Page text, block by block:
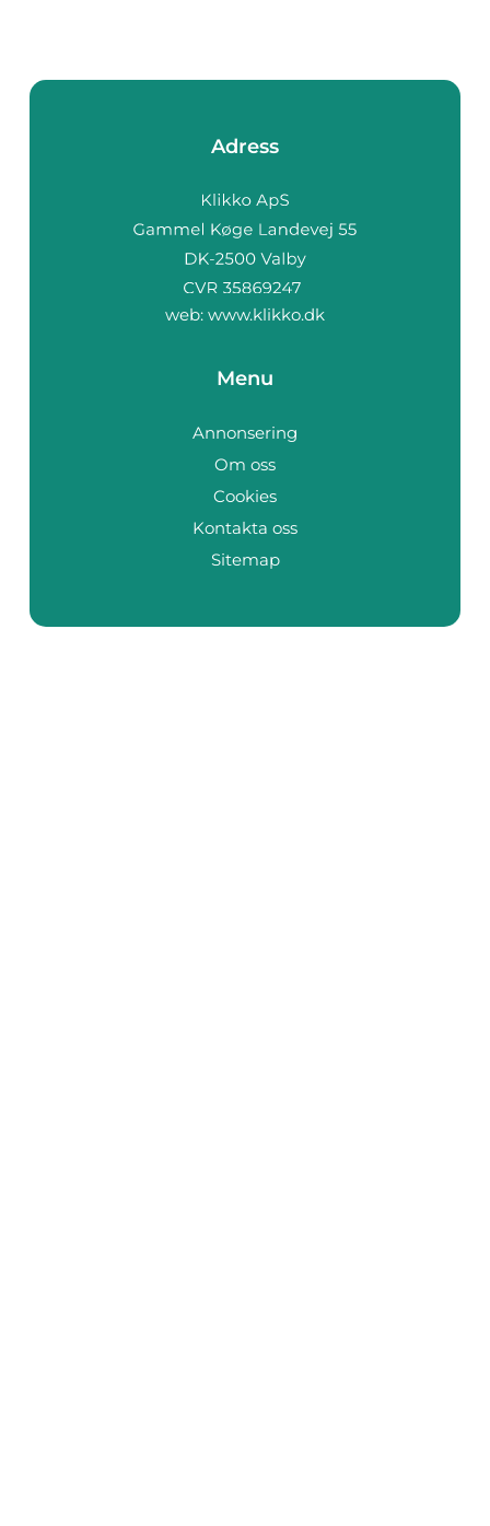
Adress
web: www.klikko.dk
Menu
Annonsering
Om oss
Cookies
Kontakta oss
Sitemap